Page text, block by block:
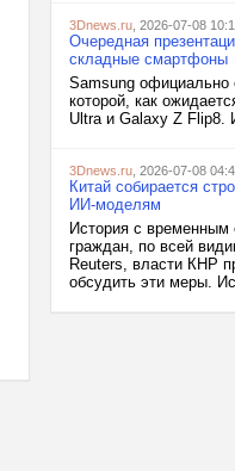
3Dnews.ru , 2026-07-08
Очередная
складные смартфоны
Samsung официально
которой, как
Ultra и Galaxy Z Flip8.
3Dnews.ru , 2026-07-08
Китай собирается
ИИ-моделям
История с
граждан, по всей
Reuters, власти КНР
обсудить эти меры.